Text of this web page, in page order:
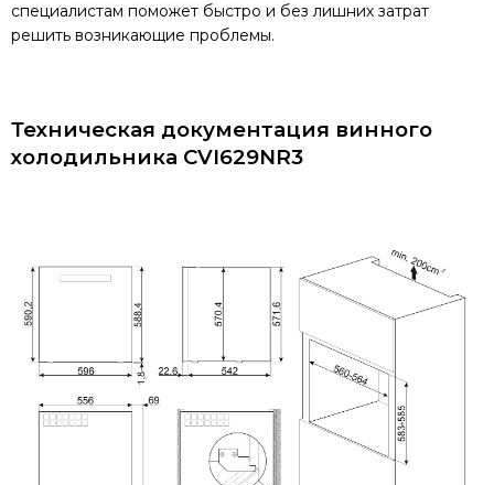
специалистам поможет быстро и без лишних затрат
решить возникающие проблемы.
Техническая документация винного
холодильника CVI629NR3